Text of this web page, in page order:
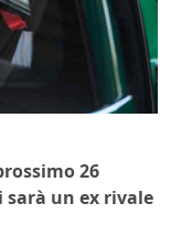
26
sarà un ex rivale